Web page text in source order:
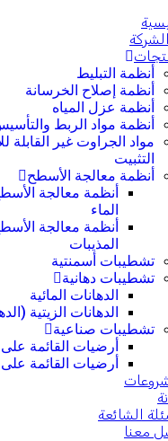
أنظمة التبليط
أنظمة إصلاح الخرسانة
أنظمة عزل المياه
أنظمة مواد الربط
مواد الجراوت غير القابلة
التثبيت
أنظمة معالجة الأسطح
أنظمة معالجة
الماء
أنظمة معالجة
المذيبات
تشطيبات أسمنتية
تشطيبات دهانية
الدهانات المائية
الدهانات الزيتية
تشطيبات صناعية
أرضيات القائمة
أرضيات القائمة
الشائعة
معنا